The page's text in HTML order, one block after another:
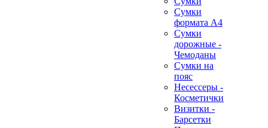
Сумки
формата А4
Сумки
дорожные -
Чемоданы
Сумки на
пояс
Несессеры -
Косметички
Визитки -
Барсетки